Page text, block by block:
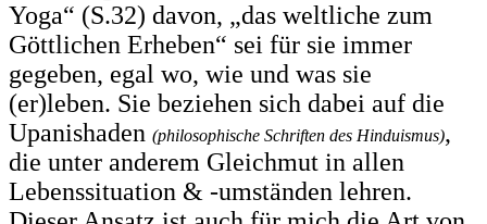
Yoga“ (S.32) davon, „das weltliche zum
Göttlichen Erheben“ sei für sie immer
gegeben, egal wo, wie und was sie
(er)leben. Sie beziehen sich dabei auf die
Upanishaden (philosophische Schriften des Hinduismus),
die unter anderem Gleichmut in allen
Lebenssituation & -umständen lehren.